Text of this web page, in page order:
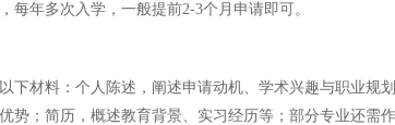
每年多次入学，一般提前2-3个月申请即可。
下材料：个人陈述，阐述申请动机、学术兴趣与职业规
势；简历，概述教育背景、实习经历等；部分专业还需作